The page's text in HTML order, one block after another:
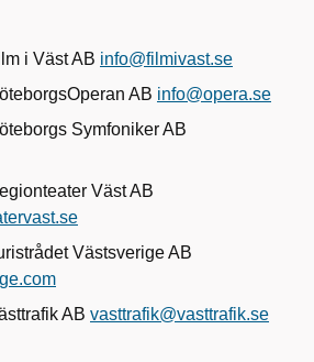
i Väst AB info@filmivast.se
AB info@opera.se
Symfoniker AB
Väst AB
Västsverige AB
AB vasttrafik@vasttrafik.se